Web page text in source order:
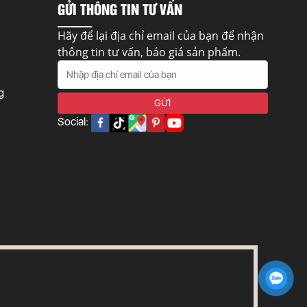
GỬI THÔNG TIN TƯ VẤN
Hãy để lại địa chỉ email của bạn để nhận
thông tin tư vấn, báo giá sản phẩm.
Social: